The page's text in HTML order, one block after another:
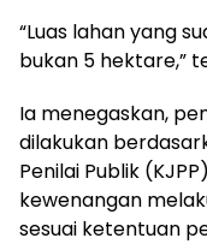
“Luas lahan yang
bukan 5 hektare,”
Ia menegaskan,
dilakukan
Penilai Publik
kewenangan
sesuai ketentuan